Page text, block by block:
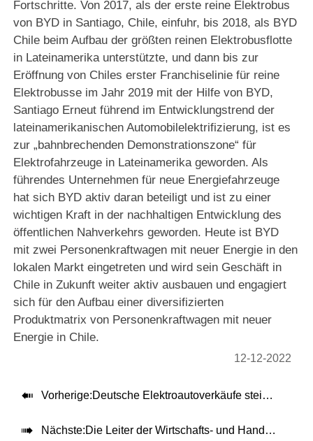
Fortschritte. Von 2017, als der erste reine Elektrobus
von BYD in Santiago, Chile, einfuhr, bis 2018, als BYD
Chile beim Aufbau der größten reinen Elektrobusflotte
in Lateinamerika unterstützte, und dann bis zur
Eröffnung von Chiles erster Franchiselinie für reine
Elektrobusse im Jahr 2019 mit der Hilfe von BYD,
Santiago Erneut führend im Entwicklungstrend der
lateinamerikanischen Automobilelektrifizierung, ist es
zur „bahnbrechenden Demonstrationszone“ für
Elektrofahrzeuge in Lateinamerika geworden. Als
führendes Unternehmen für neue Energiefahrzeuge
hat sich BYD aktiv daran beteiligt und ist zu einer
wichtigen Kraft in der nachhaltigen Entwicklung des
öffentlichen Nahverkehrs geworden. Heute ist BYD
mit zwei Personenkraftwagen mit neuer Energie in den
lokalen Markt eingetreten und wird sein Geschäft in
Chile in Zukunft weiter aktiv ausbauen und engagiert
sich für den Aufbau einer diversifizierten
Produktmatrix von Personenkraftwagen mit neuer
Energie in Chile.
12-12-2022
 Vorherige:Deutsche Elektroautoverkäufe steigen im September im Jahresvergleich um 29 %
 Nächste:Die Leiter der Wirtschafts- und Handelskommission der Provinz Jiangsu bei der Europäischen Union kamen zur Inspektion